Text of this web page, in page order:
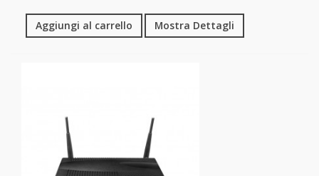
Aggiungi al carrello Mostra Dettagli